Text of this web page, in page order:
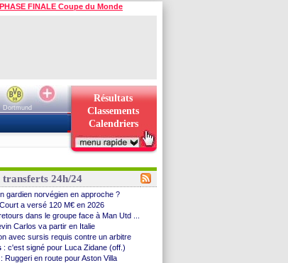
FINALE Coupe du Monde
Dortmund
Résultats
Classements
Calendriers
transferts 24h/24
gardien norvégien en approche ?
a versé 120 M€ en 2026
dans le groupe face à Man Utd ...
Carlos va partir en Italie
avec sursis requis contre un arbitre
: c'est signé pour Luca Zidane (off.)
: Ruggeri en route pour Aston Villa